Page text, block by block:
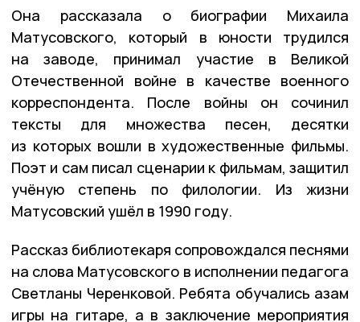
Она рассказала о биографии Михаила
Матусовского, который в юности трудился
на заводе, принимал участие в Великой
Отечественной войне в качестве военного
корреспондента. После войны он сочинил
тексты для множества песен, десятки
из которых вошли в художественные фильмы.
Поэт и сам писал сценарии к фильмам, защитил
учёную степень по филологии. Из жизни
Матусовский ушёл в 1990 году.
Рассказ библиотекаря сопровождался песнями
на слова Матусовского в исполнении педагога
Светланы Черенковой. Ребята обучались азам
игры на гитаре, а в заключение мероприятия